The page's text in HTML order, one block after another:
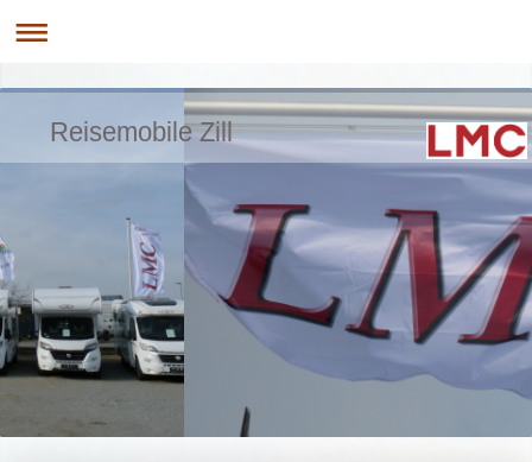
Reisemobile Zill